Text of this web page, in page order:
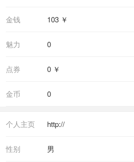
金钱 103 ￥
魅力 0
点券 0 ￥
金币 0
个人主页 http://
性别 男